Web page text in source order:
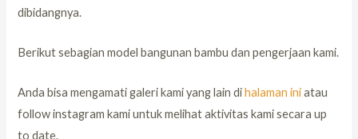
dibidangnya.
Berikut sebagian model bangunan bambu dan pengerjaan kami.
Anda bisa mengamati galeri kami yang lain dihalaman iniatau
follow instagram kami untuk melihat aktivitas kami secara up
to date.